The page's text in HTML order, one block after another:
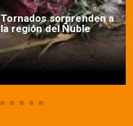
Tornados sorprenden a
la región del Ñuble